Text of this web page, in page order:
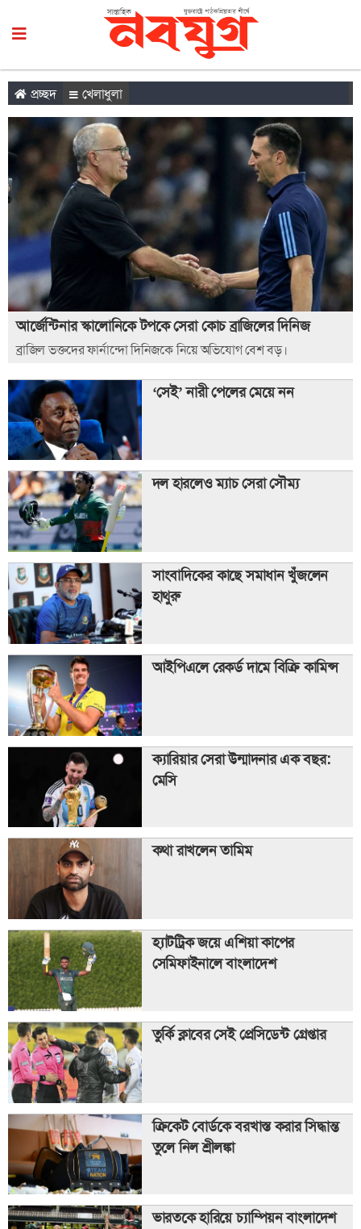
প্রচ্ছদ খেলাধুলা
আর্জেন্টিনার স্কালোনিকে টপকে সেরা কোচ ব্রাজিলের দিনিজ
ব্রাজিল ভক্তদের ফার্নান্দো দিনিজকে নিয়ে অভিযোগ বেশ বড়।
‘সেই’ নারী পেলের মেয়ে নন
দল হারলেও ম্যাচ সেরা সৌম্য
সাংবাদিকের কাছে সমাধান খুঁজলেন
হাথুরু
আইপিএলে রেকর্ড দামে বিক্রি কামিন্স
ক্যারিয়ার সেরা উন্মাদনার এক বছর:
মেসি
কথা রাখলেন তামিম
হ্যাটট্রিক জয়ে এশিয়া কাপের
সেমিফাইনালে বাংলাদেশ
তুর্কি ক্লাবের সেই প্রেসিডেন্ট গ্রেপ্তার
ক্রিকেট বোর্ডকে বরখাস্ত করার সিদ্ধান্ত
তুলে নিল শ্রীলঙ্কা
ভারতকে হারিয়ে চ্যাম্পিয়ন বাংলাদেশ